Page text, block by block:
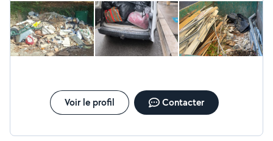
abordables !
Voir le profil Contacter